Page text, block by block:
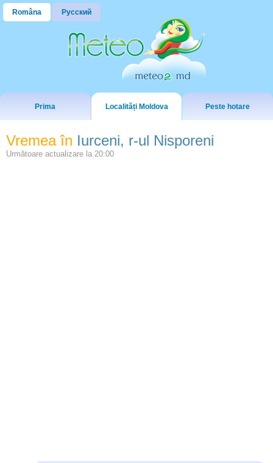
Româna Русский
Prima Localități Moldova Peste hotare
Vremea în Iurceni, r-ul Nisporeni
Următoare actualizare la 20:00